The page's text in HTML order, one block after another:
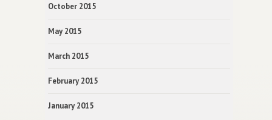
October 2015
May 2015
March 2015
February 2015
January 2015